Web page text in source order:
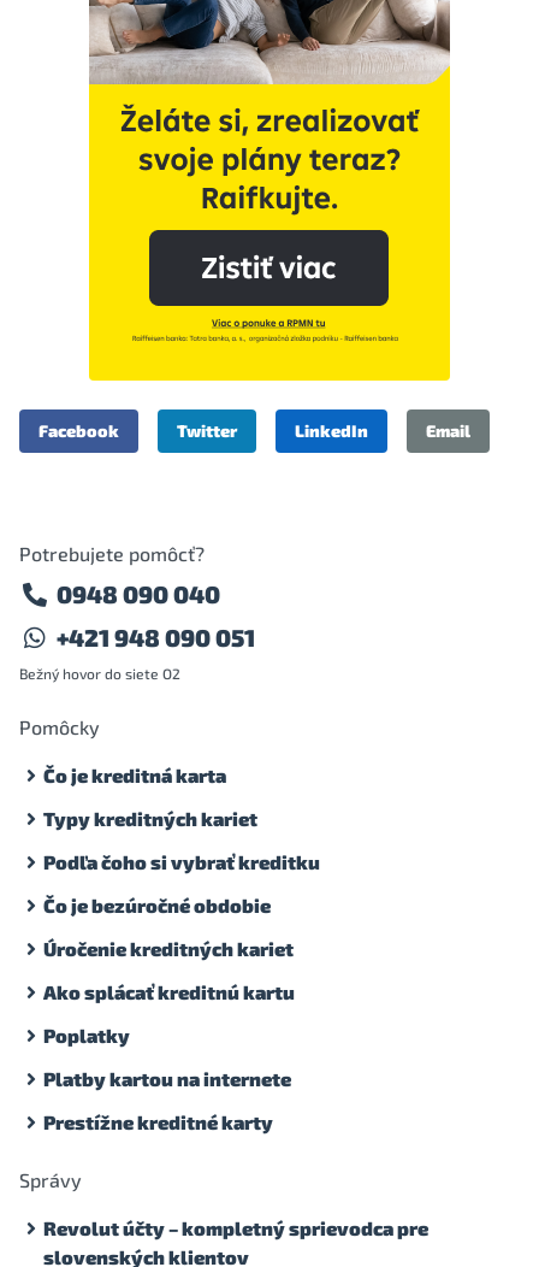
Facebook Twitter LinkedIn Email
Potrebujete pomôcť?
0948 090 040
+421 948 090 051
Bežný hovor do siete O2
Pomôcky
Čo je kreditná karta
Typy kreditných kariet
Podľa čoho si vybrať kreditku
Čo je bezúročné obdobie
Úročenie kreditných kariet
Ako splácať kreditnú kartu
Poplatky
Platby kartou na internete
Prestížne kreditné karty
Správy
Revolut účty – kompletný sprievodca pre
slovenských klientov